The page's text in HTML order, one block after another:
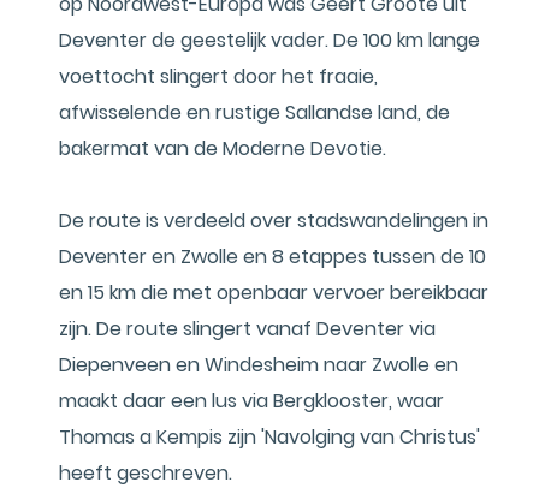
Deventer de geestelijk vader. De 100 km lange
voettocht slingert door het fraaie,
afwisselende en rustige Sallandse land, de
bakermat van de Moderne Devotie.
De route is verdeeld over stadswandelingen in
Deventer en Zwolle en 8 etappes tussen de 10
en 15 km die met openbaar vervoer bereikbaar
zijn. De route slingert vanaf Deventer via
Diepenveen en Windesheim naar Zwolle en
maakt daar een lus via Bergklooster, waar
Thomas a Kempis zijn 'Navolging van Christus'
heeft geschreven.